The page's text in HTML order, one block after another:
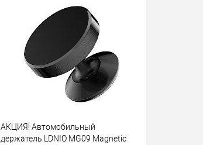
К сравнению
В избранное
В наличии
АКЦИЯ! Автомобильный
держатель LDNIO MG09 Magnetic